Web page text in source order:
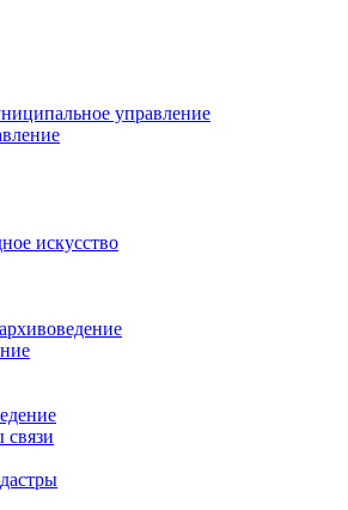
управление
искусство